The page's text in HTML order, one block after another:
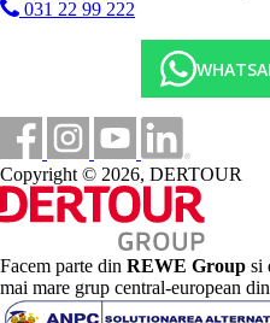
031 22 99 222
Copyright © 2026, DERTOUR
Facem parte din REWE Group si
mai mare grup central-european